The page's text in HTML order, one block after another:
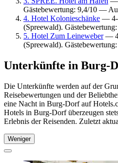
Gästebewertung: 9,4/10 —
4. Hotel Kolonieschänke — 4-
(Spreewald).
5. Hotel Zum Leineweber—
(Spreewald).
Unterkünfte in Burg-
Die Unterkünfte werden auf der
Reisebewertungen und der
eine Nacht in Burg-Dorf auf
Hotels in Burg-Dorf überzeugen
Erlebnis der Reisenden. Zuletzt
Weniger